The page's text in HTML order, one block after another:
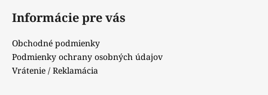
Informácie pre vás
Obchodné podmienky
Podmienky ochrany osobných údajov
Vrátenie / Reklamácia